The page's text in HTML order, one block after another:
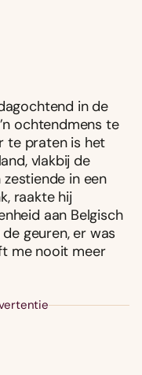
in de
ochtendmens te
te praten is het
vlakbij de
zestiende in een
raakte hij
aan Belgisch
geuren, er was
me nooit meer